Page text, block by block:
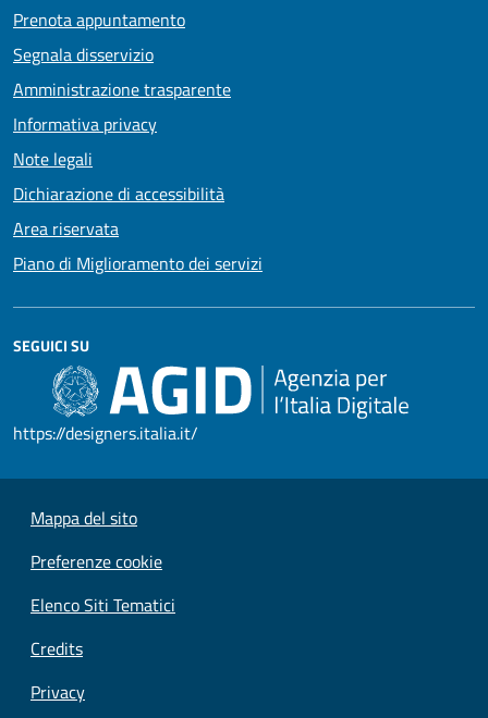
Prenota appuntamento
Segnala disservizio
Amministrazione trasparente
Informativa privacy
Note legali
Dichiarazione di accessibilità
Area riservata
Piano di Miglioramento dei servizi
SEGUICI SU
https://designers.italia.it/
Mappa del sito
Preferenze cookie
Elenco Siti Tematici
Credits
Privacy